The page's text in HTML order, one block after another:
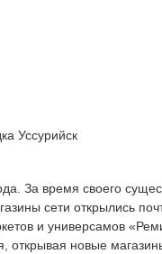
Уссурийск
За время своего
сети открылись
и универсамов
открывая новые